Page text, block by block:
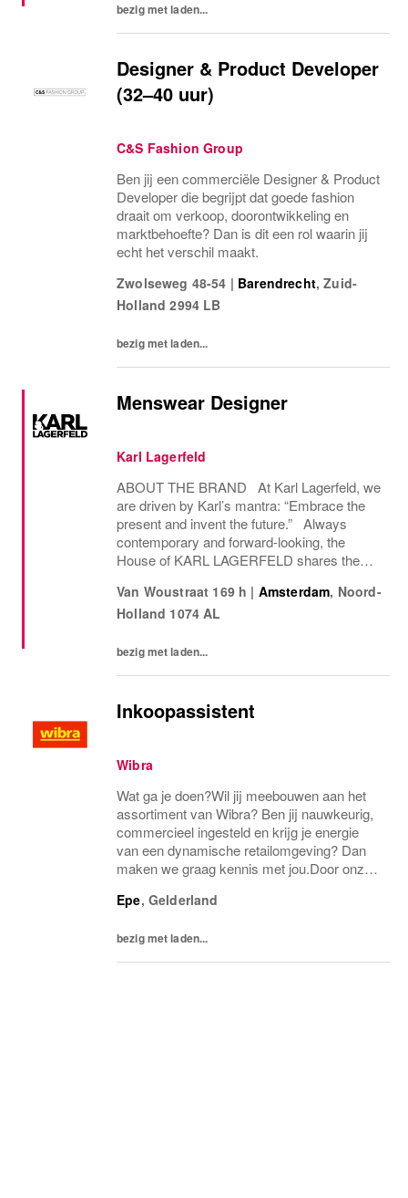
bezig met laden...
Designer & Product Developer
(32–40 uur)
C&S Fashion Group
Ben jij een commerciële Designer & Product
Developer die begrijpt dat goede fashion
draait om verkoop, doorontwikkeling en
marktbehoefte? Dan is dit een rol waarin jij
echt het verschil maakt.
Zwolseweg 48-54 | Barendrecht,Zuid-
Holland 2994 LB
bezig met laden...
Menswear Designer
Karl Lagerfeld
ABOUT THE BRAND At Karl Lagerfeld, we
are driven by Karl’s mantra: “Embrace the
present and invent the future.” Always
contemporary and forward-looking, the
House of KARL LAGERFELD shares the
iconic founder, Karl Lagerfeld. We are the
only fashion...
Van Woustraat 169 h | Amsterdam, Noord-
Holland 1074 AL
bezig met laden...
Inkoopassistent
Wibra
Wat ga je doen?Wil jij meebouwen aan het
assortiment van Wibra? Ben jij nauwkeurig,
commercieel ingesteld en krijg je energie
van een dynamische retailomgeving? Dan
maken we graag kennis met jou.Door onze
Assistenten. Afhankelijk van jouw ervaring,...
Epe, Gelderland
bezig met laden...